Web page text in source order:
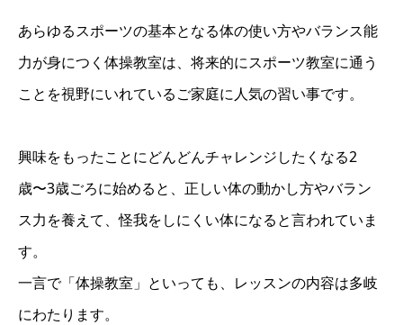
あらゆるスポーツの基本となる体の使い方やバランス能
力が身につく体操教室は、将来的にスポーツ教室に通う
ことを視野にいれているご家庭に人気の習い事です。
興味をもったことにどんどんチャレンジしたくなる2
歳〜3歳ごろに始めると、正しい体の動かし方やバラン
ス力を養えて、怪我をしにくい体になると言われていま
す。
一言で「体操教室」といっても、レッスンの内容は多岐
にわたります。